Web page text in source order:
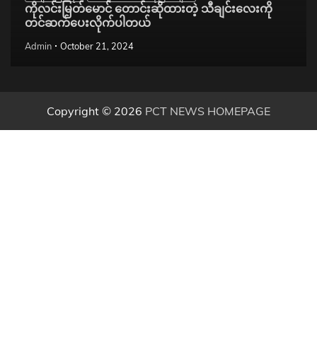
ကိုလင်းမြတ်မောင် တောင်းဆိုထားတဲ့ သီချင်းလေးကို
တင်ဆက်ပေးလိုက်ပါတယ်
Admin October 21, 2024
Copyright © 2026 PCT NEWS HOMEPAGE